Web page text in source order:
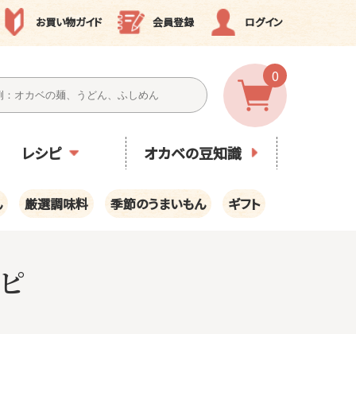
お買い物ガイド 会員登録 ログイン
0
レシピ オカベの豆知識
厳選調味料 季節のうまいもん ギフト